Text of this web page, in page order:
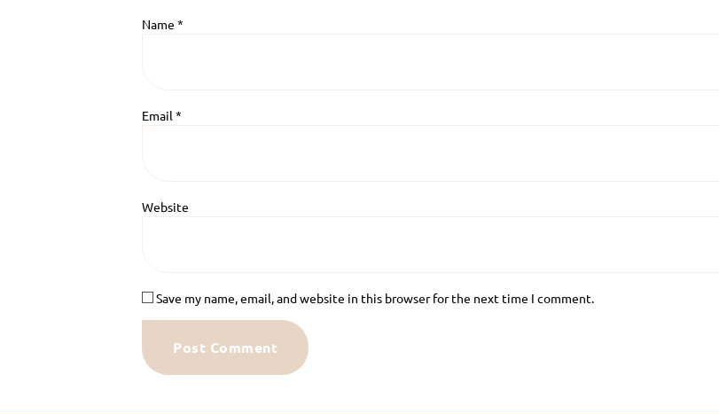
Name *
Email *
Website
Save my name, email, and website in this browser for the next time I comment.